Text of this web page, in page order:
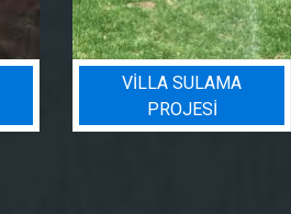
VILLA SULAMA
PROJESI